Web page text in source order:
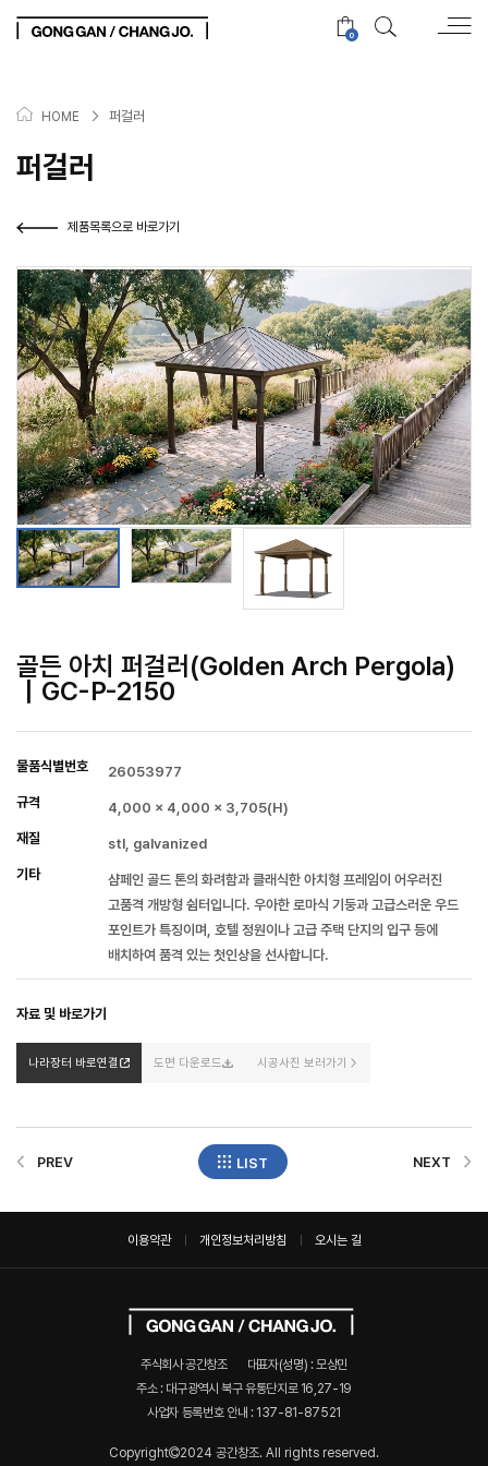
0
HOME > 퍼걸러
퍼걸러
제품목록으로 바로가기
골든 아치 퍼걸러(Golden Arch Pergola)
｜GC-P-2150
물품식별번호
26053977
규격
4,000 x 4,000 x 3,705(H)
재질
stl, galvanized
기타
샴페인 골드 톤의 화려함과 클래식한 아치형 프레임이 어우러진
고품격 개방형 쉼터입니다. 우아한 로마식 기둥과 고급스러운 우드
포인트가 특징이며, 호텔 정원이나 고급 주택 단지의 입구 등에
배치하여 품격 있는 첫인상을 선사합니다.
자료 및 바로가기
나라장터 바로연결 도면 다운로드 시공사진 보러가기
PREV LIST NEXT
이용약관 개인정보처리방침 오시는 길
주식회사 공간창조
대표자(성명) : 모상민
주소 : 대구광역시 북구 유통단지로 16,27-19
사업자 등록번호 안내 : 137-81-87521
Copyright 2024 공간창조. All rights reserved.